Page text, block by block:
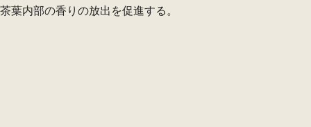
茶葉内部の香りの放出を促進する。